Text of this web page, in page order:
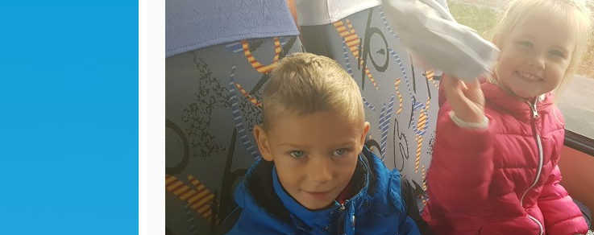
Regulamin Funduszu
Socjalnego
2023/2024
Godziny
konsultacyjne z
nauczycielami
WNIOSEK 2022/2023
Do Rodziców
Artykuły i Porady
Rada Rodziców
Podstawa
Programowa
Dzień kobiet
Dokarmianie
ptaków
Nauka pełnej
godziny
Świąteczne zdjęcia
Jasełka
Praca z balonami
Sadzonki
Jasełka
Dzień przedszkolaka
Dzień przedszkolaka
Ćwiczenia
gimnastyczne
Pierwszy dzień
jesieni
Matematyczne
kasztany
Przejście dla
„B”
Mikołajki
Pierwszy dzień
jesieni
Dzień kropki
Pierwszy dzień
jesieni
Dzień chłopaka
Dzień postaci z
bajek
Dzień jeża
Dzień kasztana
Zabawy
sensoryczne
Dzień chłopaka
Dzień przedszkolaka
Dzień kropki
Walentynki Misie
Dzień Babci i